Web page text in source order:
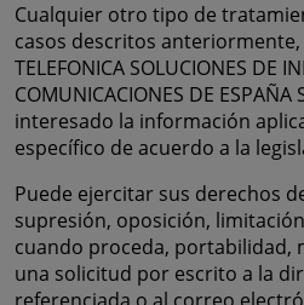
Cualquier otro tipo de
casos descritos
TELEFONICA SOLUCIONES DE
COMUNICACIONES DE
interesado la información
específico de acuerdo a la
Puede ejercitar sus derechos
supresión, oposición,
cuando proceda, portabilidad,
una solicitud por escrito a la